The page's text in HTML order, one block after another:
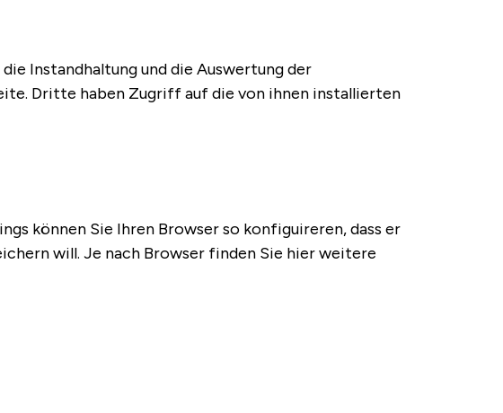
Instandhaltung und die Auswertung der
Dritte haben Zugriff auf die von ihnen installierten
können Sie Ihren Browser so konfiguireren, dass er
will. Je nach Browser finden Sie hier weitere